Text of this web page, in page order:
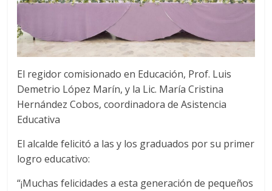
El regidor comisionado en Educación, Prof. Luis
Demetrio López Marín, y la Lic. María Cristina
Hernández Cobos, coordinadora de Asistencia
Educativa
El alcalde felicitó a las y los graduados por su primer
logro educativo:
“¡Muchas felicidades a esta generación de pequeños